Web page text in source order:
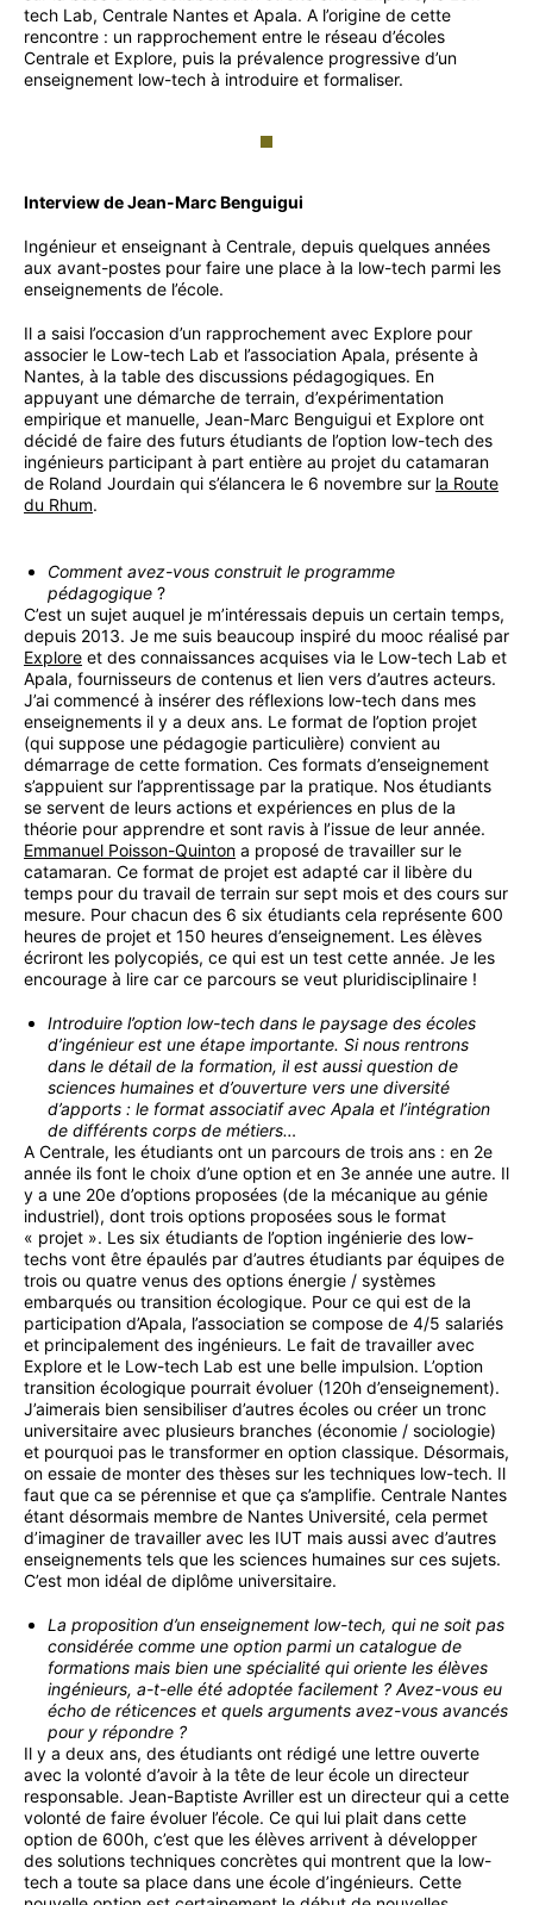
tech Lab, Centrale Nantes et Apala. A l’origine de cette
rencontre : un rapprochement entre le réseau d’écoles
Centrale et Explore, puis la prévalence progressive d’un
enseignement low-tech à introduire et formaliser.
Interview de Jean-Marc Benguigui
Ingénieur et enseignant à Centrale, depuis quelques années
aux avant-postes pour faire une place à la low-tech parmi les
enseignements de l’école.
Il a saisi l’occasion d’un rapprochement avec Explore pour
associer le Low-tech Lab et l’association Apala, présente à
Nantes, à la table des discussions pédagogiques. En
appuyant une démarche de terrain, d’expérimentation
empirique et manuelle, Jean-Marc Benguigui et Explore ont
décidé de faire des futurs étudiants de l’option low-tech des
ingénieurs participant à part entière au projet du catamaran
de Roland Jourdain qui s’élancera le 6 novembre sur la Route
du Rhum.
Comment avez-vous construit le programme
pédagogique ?
C’est un sujet auquel je m’intéressais depuis un certain temps,
depuis 2013. Je me suis beaucoup inspiré du mooc réalisé par
Explore et des connaissances acquises via le Low-tech Lab et
Apala, fournisseurs de contenus et lien vers d’autres acteurs.
J’ai commencé à insérer des réflexions low-tech dans mes
enseignements il y a deux ans. Le format de l’option projet
(qui suppose une pédagogie particulière) convient au
démarrage de cette formation. Ces formats d’enseignement
s’appuient sur l’apprentissage par la pratique. Nos étudiants
se servent de leurs actions et expériences en plus de la
théorie pour apprendre et sont ravis à l’issue de leur année.
Emmanuel Poisson-Quinton a proposé de travailler sur le
catamaran. Ce format de projet est adapté car il libère du
temps pour du travail de terrain sur sept mois et des cours sur
mesure. Pour chacun des 6 six étudiants cela représente 600
heures de projet et 150 heures d’enseignement. Les élèves
écriront les polycopiés, ce qui est un test cette année. Je les
encourage à lire car ce parcours se veut pluridisciplinaire !
Introduire l’option low-tech dans le paysage des écoles
d’ingénieur est une étape importante. Si nous rentrons
dans le détail de la formation, il est aussi question de
sciences humaines et d’ouverture vers une diversité
d’apports : le format associatif avec Apala et l’intégration
de différents corps de métiers…
A Centrale, les étudiants ont un parcours de trois ans : en 2e
année ils font le choix d’une option et en 3e année une autre. Il
y a une 20e d’options proposées (de la mécanique au génie
industriel), dont trois options proposées sous le format
« projet ». Les six étudiants de l’option ingénierie des low-
techs vont être épaulés par d’autres étudiants par équipes de
trois ou quatre venus des options énergie / systèmes
embarqués ou transition écologique. Pour ce qui est de la
participation d’Apala, l’association se compose de 4/5 salariés
et principalement des ingénieurs. Le fait de travailler avec
Explore et le Low-tech Lab est une belle impulsion. L’option
transition écologique pourrait évoluer (120h d’enseignement).
J’aimerais bien sensibiliser d’autres écoles ou créer un tronc
universitaire avec plusieurs branches (économie / sociologie)
et pourquoi pas le transformer en option classique. Désormais,
on essaie de monter des thèses sur les techniques low-tech. Il
faut que ca se pérennise et que ça s’amplifie. Centrale Nantes
étant désormais membre de Nantes Université, cela permet
d’imaginer de travailler avec les IUT mais aussi avec d’autres
enseignements tels que les sciences humaines sur ces sujets.
C’est mon idéal de diplôme universitaire.
La proposition d’un enseignement low-tech, qui ne soit pas
considérée comme une option parmi un catalogue de
formations mais bien une spécialité qui oriente les élèves
ingénieurs, a-t-elle été adoptée facilement ? Avez-vous eu
écho de réticences et quels arguments avez-vous avancés
pour y répondre ?
Il y a deux ans, des étudiants ont rédigé une lettre ouverte
avec la volonté d’avoir à la tête de leur école un directeur
responsable. Jean-Baptiste Avriller est un directeur qui a cette
volonté de faire évoluer l’école. Ce qui lui plait dans cette
option de 600h, c’est que les élèves arrivent à développer
des solutions techniques concrètes qui montrent que la low-
tech a toute sa place dans une école d’ingénieurs. Cette